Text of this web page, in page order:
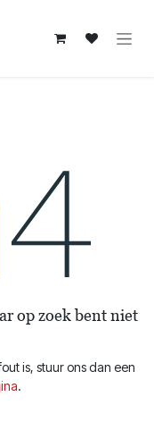
op zoek bent niet
is, stuur ons dan een
.